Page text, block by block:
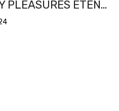
PLEASURES ETEN…